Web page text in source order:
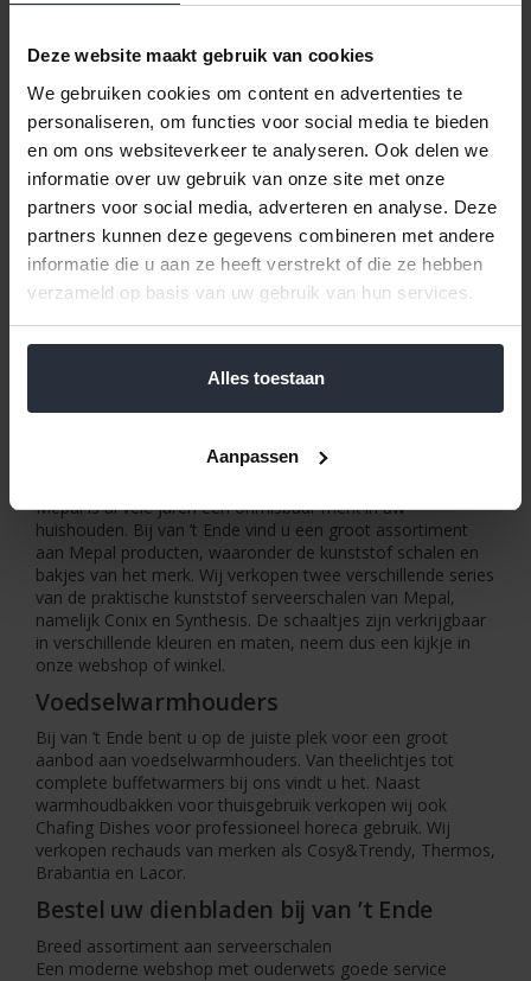
Deze website maakt gebruik van cookies
We gebruiken cookies om content en advertenties te
personaliseren, om functies voor social media te bieden
en om ons websiteverkeer te analyseren. Ook delen we
informatie over uw gebruik van onze site met onze
partners voor social media, adverteren en analyse. Deze
partners kunnen deze gegevens combineren met andere
informatie die u aan ze heeft verstrekt of die ze hebben
verzameld op basis van uw gebruik van hun services.
Alles toestaan
Aanpassen
fruitschalen, houten dienbladen en taartplateaus. Neem een
Onderzetters
Onderzetters zijn natuurlijk handig voor zowel uw
drinkglazen als pannen, daarom vindt u een groot aanbod
van beide bij van ’t Ende. Onderzetters voor glazen vindt u
in onze webshop van merken als Ashdene, Salt&Pepper,
Zeller, Excellent Houseware en Cosy&Trendy. Wij verkopen
glazenonderzetters in verschillende materialen als rubber en
duurzaam bamboe. Naast glazenonderzetters kunt u bij
ons terecht voor een groot aanbod aan
pannenonderzetters van merken als BK en Excellent
kurk en RVS. Naast glasonderzetters en
diverse soorten placemats, bijvoorbeeld de afwasbare
placemats van Wicotex, deze zijn verkrijgbaar in
Kunststof schalen van Mepal
Mepal is al vele jaren een onmisbaar merk in uw
huishouden. Bij van ’t Ende vind u een groot assortiment
aan Mepal producten, waaronder de kunststof schalen en
bakjes van het merk. Wij verkopen twee verschillende series
van de praktische kunststof serveerschalen van Mepal,
namelijk Conix en Synthesis. De schaaltjes zijn verkrijgbaar
in verschillende kleuren en maten, neem dus een kijkje in
onze webshop of winkel.
Voedselwarmhouders
Bij van ’t Ende bent u op de juiste plek voor een groot
aanbod aan voedselwarmhouders. Van theelichtjes tot
complete buffetwarmers bij ons vindt u het. Naast
warmhoudbakken voor thuisgebruik verkopen wij ook
Chafing Dishes voor professioneel horeca gebruik. Wij
verkopen rechauds van merken als Cosy&Trendy, Thermos,
Brabantia en Lacor.
Bestel uw dienbladen bij van ’t Ende
Breed assortiment aan serveerschalen
Een moderne webshop met ouderwets goede service